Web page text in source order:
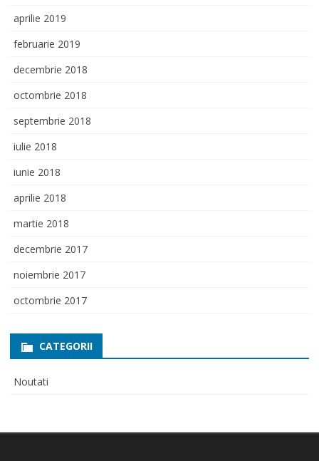
aprilie 2019
februarie 2019
decembrie 2018
octombrie 2018
septembrie 2018
iulie 2018
iunie 2018
aprilie 2018
martie 2018
decembrie 2017
noiembrie 2017
octombrie 2017
CATEGORII
Noutati